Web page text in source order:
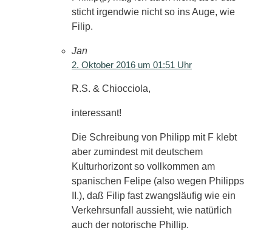
sticht irgendwie nicht so ins Auge, wie
Filip.
Jan
2. Oktober 2016 um 01:51 Uhr
R.S. & Chiocciola,
interessant!
Die Schreibung von Philipp mit F klebt
aber zumindest mit deutschem
Kulturhorizont so vollkommen am
spanischen Felipe (also wegen Philipps
II.), daß Filip fast zwangsläufig wie ein
Verkehrsunfall aussieht, wie natürlich
auch der notorische Phillip.